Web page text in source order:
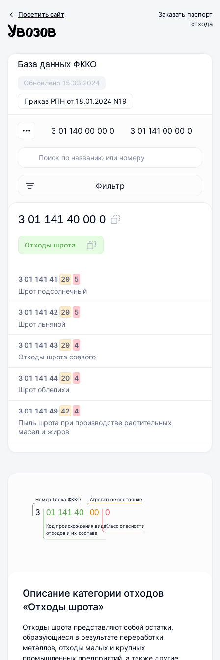
Посетить сайт
Заказать паспорт
отхода
База данных ФККО
Обновлено 15.03.2024
Приказ РПН от 18.01.2024 N19
3 01 140 00 00 0 3 01 141 00 00 0
Фильтр
3 01 141 40 00 0
Отходы шрота
301 141 41 29 5
Шрот подсолнечный
301 141 42 29 5
Шрот льняной
301 141 43 29 4
Отходы шрота соевого
301 141 44 20 4
Шрот облепихи
301 141 49 42 4
Пыль шрота при производстве растительных
масел и жиров
3
Номер блока ФККО
Код происхождения вида
отходов и их состава
01 141 40
Агрегатное состояние
00
Класс опасности
0
Описание категории отходов
«Отходы шрота»
Отходы шрота представляют собой остатки,
образующиеся в результате переработки
металлов, отходы малых и крупных
промышленных предприятий, а также другие